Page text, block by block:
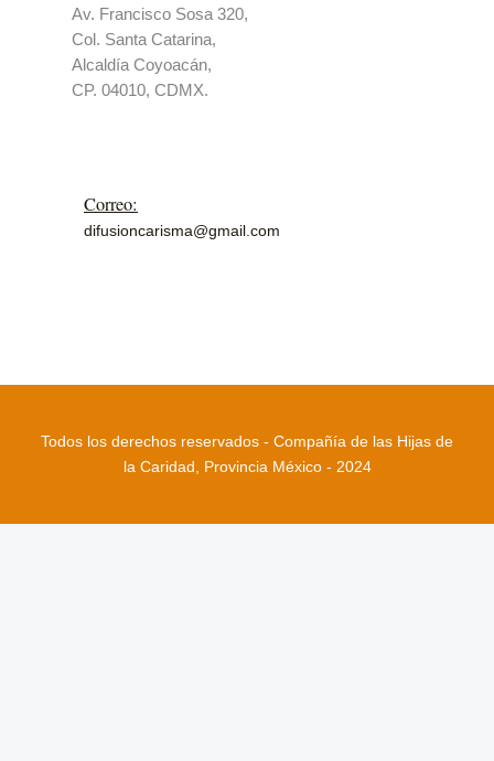
Av. Francisco Sosa 320,
Col. Santa Catarina,
Alcaldía Coyoacán,
CP. 04010, CDMX.
Correo:
difusioncarisma@gmail.com
Todos los derechos reservados - Compañía de las Hijas de
la Caridad, Provincia México - 2024